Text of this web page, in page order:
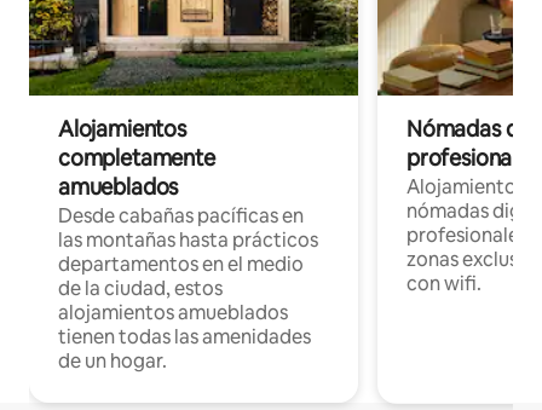
Alojamientos
completamente
amueblados
Desde cabañas pacíficas en
las montañas hasta prácticos
departamentos en el medio
de la ciudad, estos
alojamientos amueblados
tienen todas las amenidades
de un hogar.
Nómadas
Alojamientos
nómadas
profesionales
zonas
con wifi.